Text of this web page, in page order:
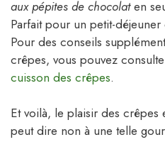
aux pépites de chocolaten
Parfait pour un petit-
Pour des conseils
crêpes, vous pouvez
cuisson des crêpes.
Et voilà, le plaisir des crêpes
peut dire non à une telle